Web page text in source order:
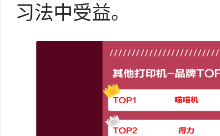
习法中受益。